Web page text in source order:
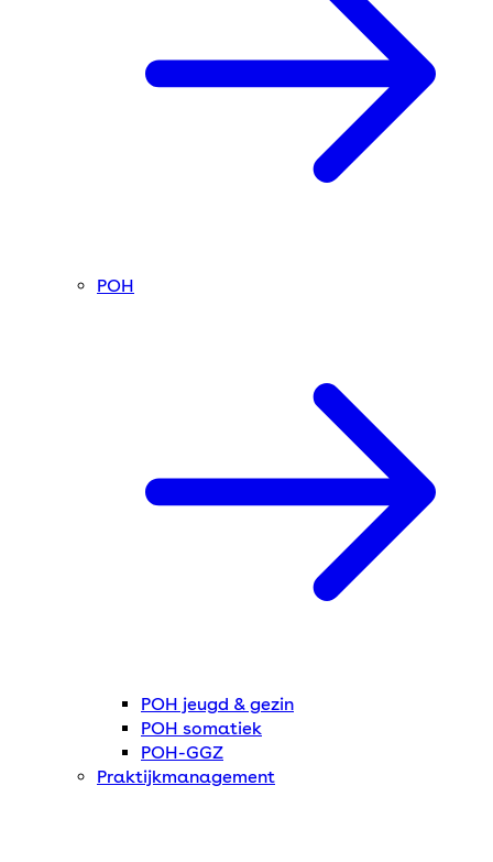
POH
POH jeugd & gezin
POH somatiek
POH-GGZ
Praktijkmanagement